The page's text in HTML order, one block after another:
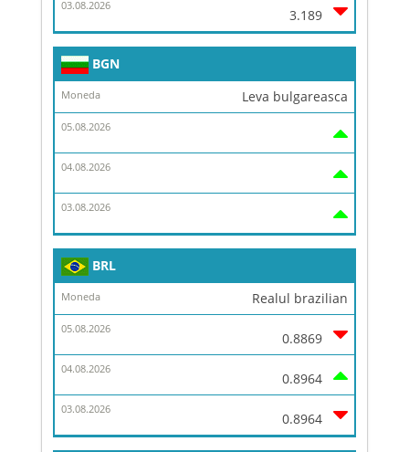
3.189
BGN
Leva bulgareasca
BRL
Realul brazilian
0.8869
0.8964
0.8964